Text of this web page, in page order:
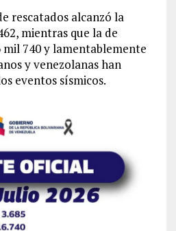
rescatados alcanzó la
mientras que la de
mil 740 y lamentablemente
y venezolanas han
eventos sísmicos.